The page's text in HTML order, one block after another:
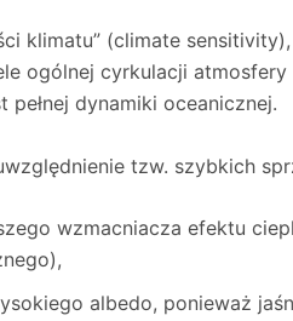
klimatu” (climate
ogólnej cyrkulacji
pełnej dynamiki oceanicznej.
tzw. szybkich
wzmacniacza efektu
albedo, ponieważ